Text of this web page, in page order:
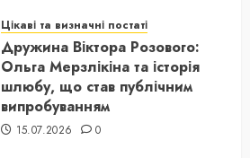
Цікаві та визначні постаті
Дружина Віктора Розового:
Ольга Мерзлікіна та історія
шлюбу, що став публічним
випробуванням
15.07.2026 0